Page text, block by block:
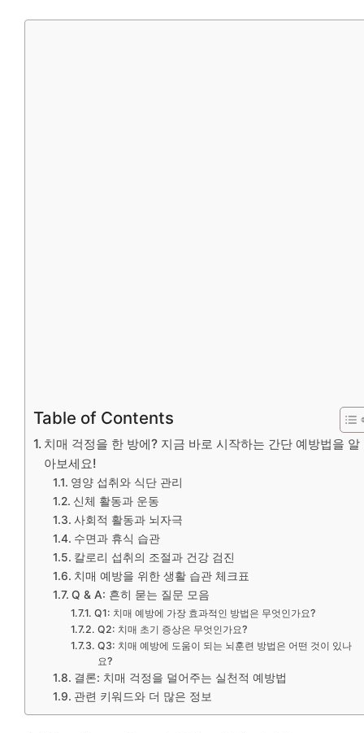
Table of Contents
치매 걱정을 한 방에? 지금 바로 시작하는 간단 예방법을 알
아보세요!
영양 섭취와 식단 관리
신체 활동과 운동
사회적 활동과 뇌자극
수면과 휴식 습관
칼로리 섭취의 조절과 건강 검진
치매 예방을 위한 생활 습관 체크표
Q & A: 흔히 묻는 질문 모음
Q1: 치매 예방에 가장 효과적인 방법은 무엇인가요?
Q2: 치매 초기 증상은 무엇인가요?
Q3: 치매 예방에 도움이 되는 뇌훈련 방법은 어떤 것이 있나
요?
결론: 치매 걱정을 덜어주는 실천적 예방법
관련 키워드와 더 많은 정보